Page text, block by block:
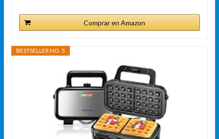
Comprar en Amazon
BESTSELLER NO. 5